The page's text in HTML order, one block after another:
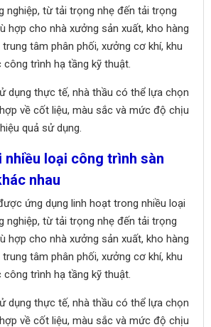
nghiệp, từ tải trọng nhẹ đến tải trọng
hợp cho nhà xưởng sản xuất, kho hàng
tâm phân phối, xưởng cơ khí, khu
trình hạ tầng kỹ thuật.
dụng thực tế, nhà thầu có thể lựa chọn
về cốt liệu, màu sắc và mức độ chịu
quả sử dụng.
nhiều loại công trình sàn
nhau
ứng dụng linh hoạt trong nhiều loại
nghiệp, từ tải trọng nhẹ đến tải trọng
hợp cho nhà xưởng sản xuất, kho hàng
tâm phân phối, xưởng cơ khí, khu
trình hạ tầng kỹ thuật.
dụng thực tế, nhà thầu có thể lựa chọn
về cốt liệu, màu sắc và mức độ chịu